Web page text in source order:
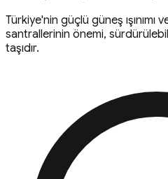
Türkiye'nin güçlü güneş ışınımı
santrallerinin önemi,
taşıdır.